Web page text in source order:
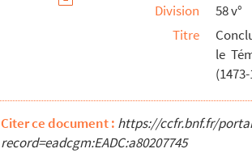
Division
58 v°
Titre
le
Citer ce document : https://ccfr.bnf.fr/
record=eadcgm:EADC:a80207745